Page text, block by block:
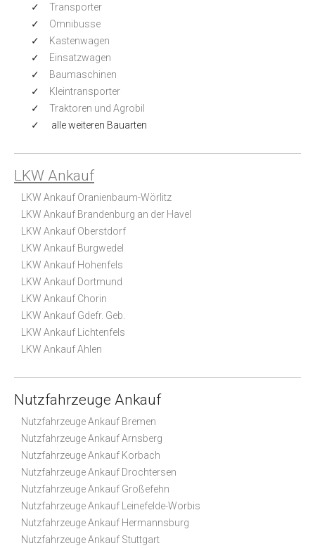
Transporter
Omnibusse
Kastenwagen
Einsatzwagen
Baumaschinen
Kleintransporter
Traktoren und Agrobil
alle weiteren Bauarten
LKW Ankauf
LKW Ankauf Oranienbaum-Wörlitz
LKW Ankauf Brandenburg an der Havel
LKW Ankauf Oberstdorf
LKW Ankauf Burgwedel
LKW Ankauf Hohenfels
LKW Ankauf Dortmund
LKW Ankauf Chorin
LKW Ankauf Gdefr. Geb.
LKW Ankauf Lichtenfels
LKW Ankauf Ahlen
Nutzfahrzeuge Ankauf
Nutzfahrzeuge Ankauf Bremen
Nutzfahrzeuge Ankauf Arnsberg
Nutzfahrzeuge Ankauf Korbach
Nutzfahrzeuge Ankauf Drochtersen
Nutzfahrzeuge Ankauf Großefehn
Nutzfahrzeuge Ankauf Leinefelde-Worbis
Nutzfahrzeuge Ankauf Hermannsburg
Nutzfahrzeuge Ankauf Stuttgart